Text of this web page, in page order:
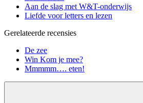
Aan de slag met W&T-onderwijs
Liefde voor letters en lezen
Gerelateerde recensies
De zee
Win Kom je mee?
Mmmmm…. eten!